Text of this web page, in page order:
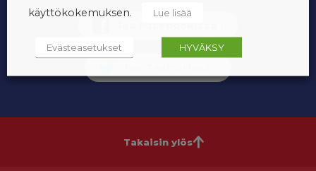
Takaisin ylös
käyttökokemuksen.
Lue lisää
Evästeasetukset HYVÄKSY